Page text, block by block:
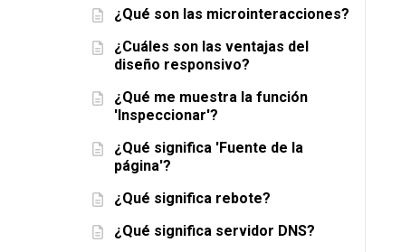
¿Qué son las microinteracciones?
¿Cuáles son las ventajas del
diseño responsivo?
¿Qué me muestra la función
'Inspeccionar'?
¿Qué significa 'Fuente de la
página'?
¿Qué significa rebote?
¿Qué significa servidor DNS?